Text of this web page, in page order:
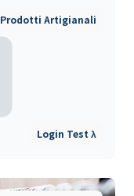
Prodotti Artigianali
Login Test λ